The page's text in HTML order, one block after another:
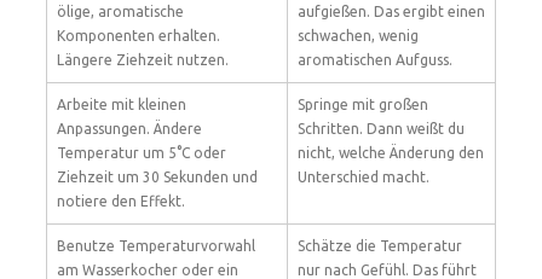
ölige, aromatische
Komponenten erhalten.
Längere Ziehzeit nutzen.
aufgießen. Das ergibt einen
schwachen, wenig
aromatischen Aufguss.
Arbeite mit kleinen
Anpassungen. Ändere
Temperatur um 5°C oder
Ziehzeit um 30 Sekunden und
notiere den Effekt.
Springe mit großen
Schritten. Dann weißt du
nicht, welche Änderung den
Unterschied macht.
Benutze Temperaturvorwahl
am Wasserkocher oder ein
Schätze die Temperatur
nur nach Gefühl. Das führt